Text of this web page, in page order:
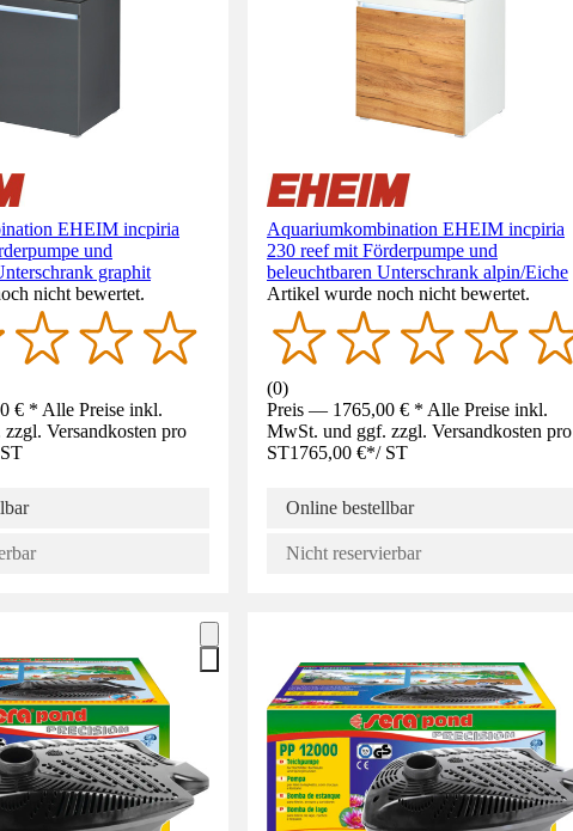
EHEIM incpiria
und
graphit
nicht bewertet.
€ * Alle Preise inkl.
Versandkosten pro
ST
Aquariumkombination EHEIM incpiria
230 reef mit Förderpumpe und
beleuchtbaren Unterschrank alpin/Eiche
Artikel wurde noch nicht bewertet.
(0)
Preis — 1765,00 € * Alle Preise inkl.
MwSt. und ggf. zzgl. Versandkosten pro
ST1765,00 €*/ ST
Online bestellbar
Nicht reservierbar